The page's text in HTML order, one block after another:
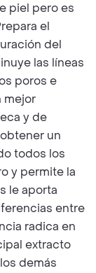
piel pero es
el
del
las líneas
poros e
mejor
y de
un
todos los
y permite la
le aporta
entre
radica en
extracto
demás